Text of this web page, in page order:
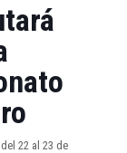
22 al 23 de